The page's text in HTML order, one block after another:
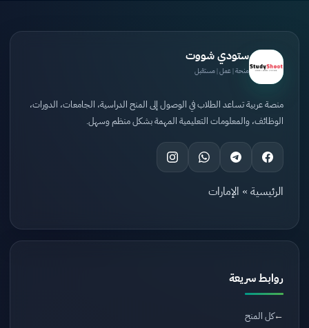
ستودي شووت
منحة | عمل | مستقبل
منصة عربية تساعد الطلاب في الوصول إلى المنح الدراسية، الجامعات، الدورات،
الوظائف، والمعلومات التعليمية المهمة بشكل منظم وسهل.
الرئيسية » الإمارات
روابط سريعة
كل المنح